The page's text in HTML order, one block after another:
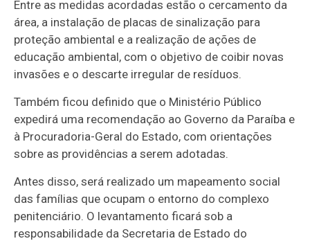
Entre as medidas acordadas estão o cercamento da
área, a instalação de placas de sinalização para
proteção ambiental e a realização de ações de
educação ambiental, com o objetivo de coibir novas
invasões e o descarte irregular de resíduos.
Também ficou definido que o Ministério Público
expedirá uma recomendação ao Governo da Paraíba e
à Procuradoria-Geral do Estado, com orientações
sobre as providências a serem adotadas.
Antes disso, será realizado um mapeamento social
das famílias que ocupam o entorno do complexo
penitenciário. O levantamento ficará sob a
responsabilidade da Secretaria de Estado do